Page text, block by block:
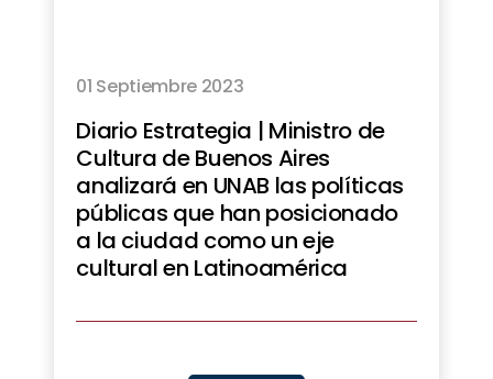
01 Septiembre 2023
Diario Estrategia | Ministro de
Cultura de Buenos Aires
analizará en UNAB las políticas
públicas que han posicionado
a la ciudad como un eje
cultural en Latinoamérica